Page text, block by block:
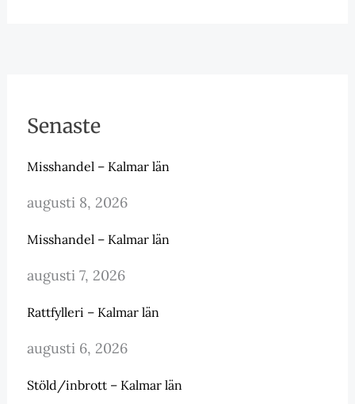
Senaste
Misshandel – Kalmar län
augusti 8, 2026
Misshandel – Kalmar län
augusti 7, 2026
Rattfylleri – Kalmar län
augusti 6, 2026
Stöld/inbrott – Kalmar län